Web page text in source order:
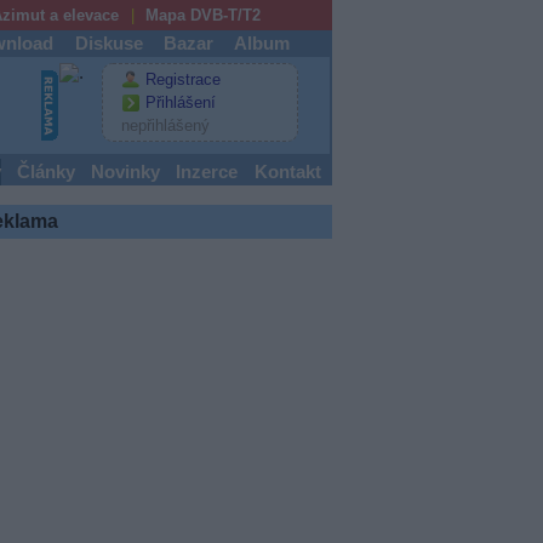
a elevace Mapa DVB-T/T2
Diskuse Bazar Album
Registrace
Přihlášení
nepřihlášený
Články Novinky Inzerce Kontakt